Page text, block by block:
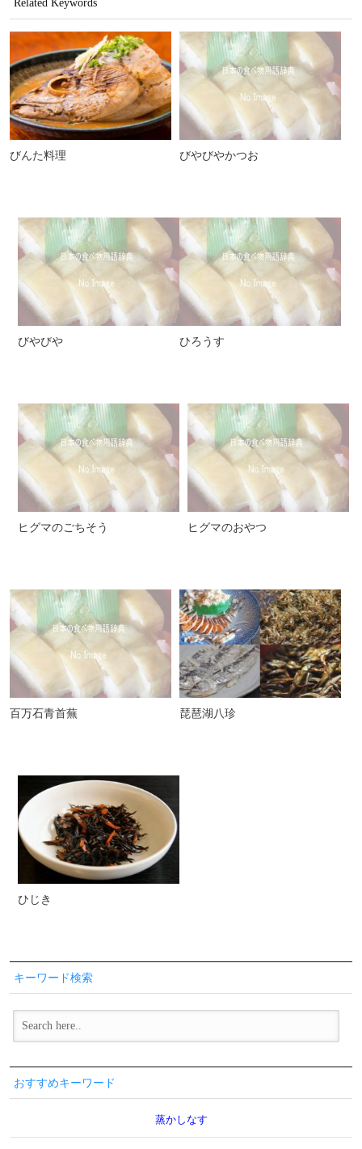
Related Keywords
びんた料理 びやびやかつお
びやびや ひろうす
ヒグマのごちそう ヒグマのおやつ
百万石青首蕪 琵琶湖八珍
ひじき
キーワード検索
おすすめキーワード
蒸かしなす